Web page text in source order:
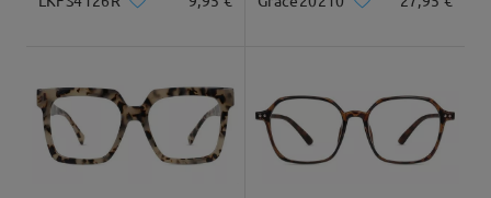
49mm/ 1.93plg. 40mm/ 1.57plg.
Recomendación de Rostro